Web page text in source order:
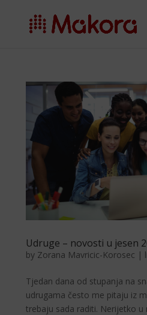
Udruge – novosti u jesen
by Zorana Mavricic-Korosec |
Tjedan dana od stupanja na
udrugama često me pitaju iz
trebaju sada raditi. Nerijetko u